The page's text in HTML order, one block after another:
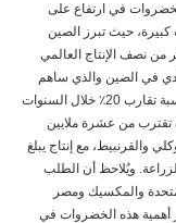
في ارتفاع على
كبيرة، حيث تبرز الصين
من نصف الإنتاج العالمي
في الصين والذي ساهم
في تطور القطاع الزراعي بشكل كبير، وزيادة الإنتاج بنسبة تقارب 20٪ خلال السنوات
تقترب من عشرة ملايين
والقرنبيط، مع إنتاج يبلغ
ويُلاحظ أن الطلب
والمكسيك ومصر
أهمية هذه الخضروات في